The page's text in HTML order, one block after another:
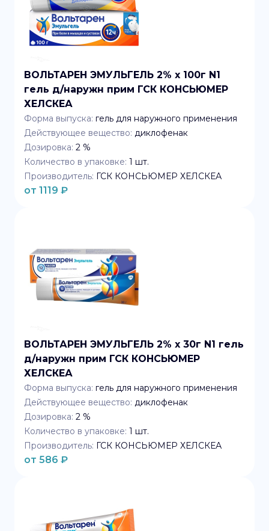
ВОЛЬТАРЕН ЭМУЛЬГЕЛЬ 2% x 100г N1
гель д/наружн прим ГСК КОНСЬЮМЕР
ХЕЛСКЕА
Форма выпуска: гель для наружного применения
Действующее вещество: диклофенак
Дозировка: 2 %
Количество в упаковке: 1 шт.
Производитель: ГСК КОНСЬЮМЕР ХЕЛСКЕА
от 1119 ₽
ВОЛЬТАРЕН ЭМУЛЬГЕЛЬ 2% x 30г N1 гель
д/наружн прим ГСК КОНСЬЮМЕР
ХЕЛСКЕА
Форма выпуска: гель для наружного применения
Действующее вещество: диклофенак
Дозировка: 2 %
Количество в упаковке: 1 шт.
Производитель: ГСК КОНСЬЮМЕР ХЕЛСКЕА
от 586 ₽